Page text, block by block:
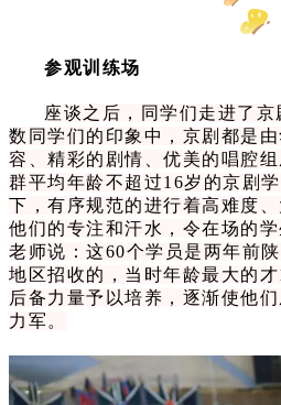
参观训练场
座谈之后，同学们走进了
数同学们的印象中，京剧都是
容、精彩的剧情、优美的唱腔
群平均年龄不超过16岁的京剧
下，有序规范的进行着高难度、
他们的专注和汗水，令在场的
老师说：这60个学员是两年前
地区招收的，当时年龄最大的
后备力量予以培养，逐渐使他
力军。